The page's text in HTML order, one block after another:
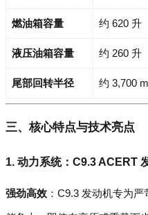
燃油箱容量 约 620 升
液压油箱容量 约 260 升
尾部回转半径 约 3,700
三、核心特点与技术亮点
1. 动力系统：C9.3 ACERT
强劲高效 ：C9.3 发动机专为